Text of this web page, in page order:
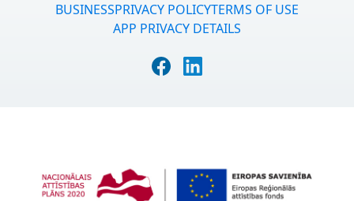
BUSINESSPRIVACY POLICYTERMS OF USE
APP PRIVACY DETAILS